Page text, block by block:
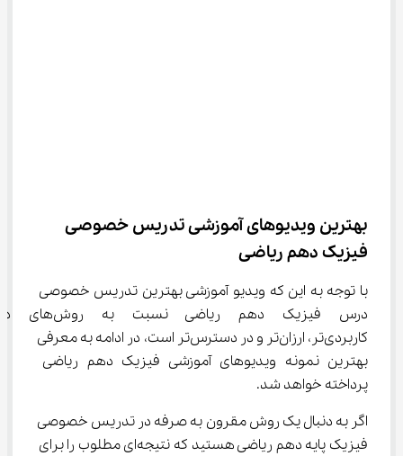
بهترین ویدیوهای آموزشی تدریس خصوصی
فیزیک دهم ریاضی
با توجه به این که ویدیو آموزشی بهترین تدریس خصوصی
درس فیزیک دهم ریاضی نسبت
کاربردی‌تر، ارزان‌تر و در دسترس‌تر است، در ادامه به معرفی
بهترین نمونه ویدیوهای آموزشی فیزیک دهم ریاضی
پرداخته خواهد شد.
اگر به دنبال یک روش مقرون به صرفه در تدریس خصوصی
فیزیک پایه دهم ریاضی هستید که نتیجه‌ای مطلوب را برای